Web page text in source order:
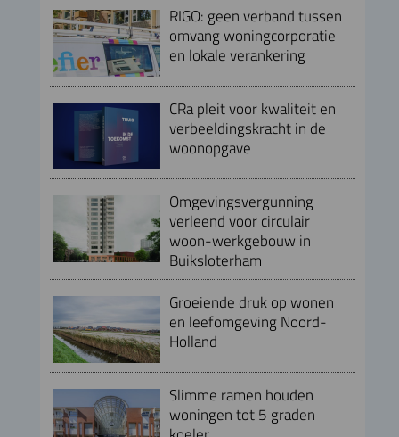
RIGO: geen verband tussen
omvang woningcorporatie
en lokale verankering
CRa pleit voor kwaliteit en
verbeeldingskracht in de
woonopgave
Omgevingsvergunning
verleend voor circulair
woon-werkgebouw in
Buiksloterham
Groeiende druk op wonen
en leefomgeving Noord-
Holland
Slimme ramen houden
woningen tot 5 graden